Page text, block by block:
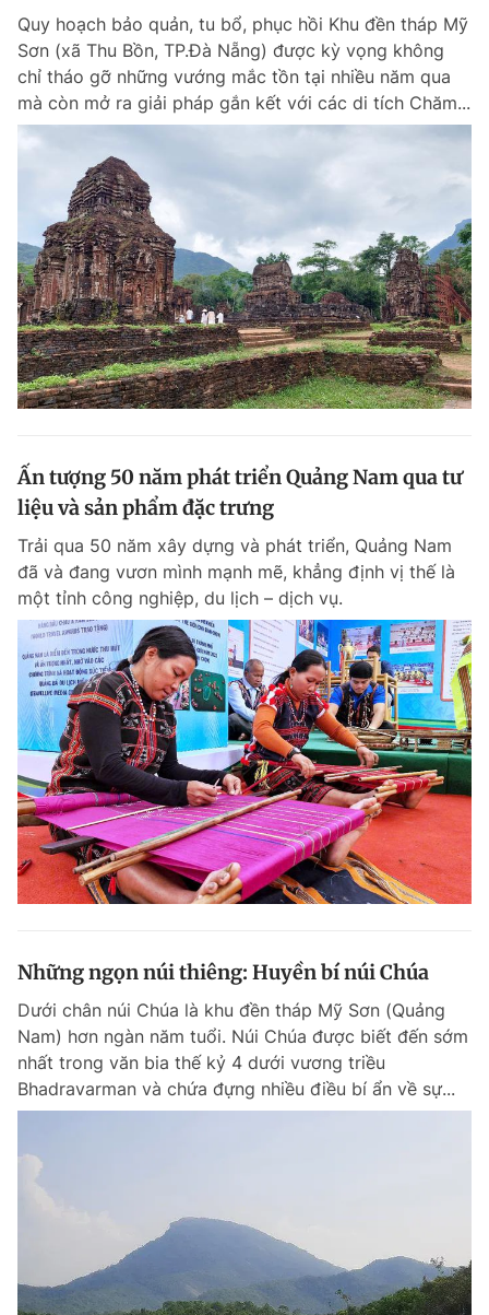
Giấy phép xuất bản số 110/GP - BTTTT cấp ngày 24.3.2020
© 2003-2026 Bản quyền thuộc về Báo Thanh Niên. Cấm sao chép
dưới mọi hình thức nếu không có sự chấp thuận bằng văn bản.
Phát triển bởi ePi Technologies, JSC.
Quy hoạch bảo quản, tu bổ, phục hồi Khu đền tháp Mỹ
Sơn (xã Thu Bồn, TP.Đà Nẵng) được kỳ vọng không
chỉ tháo gỡ những vướng mắc tồn tại nhiều năm qua
mà còn mở ra giải pháp gắn kết với các di tích Chăm...
Ấn tượng 50 năm phát triển Quảng Nam qua tư
liệu và sản phẩm đặc trưng
Trải qua 50 năm xây dựng và phát triển, Quảng Nam
đã và đang vươn mình mạnh mẽ, khẳng định vị thế là
một tỉnh công nghiệp, du lịch – dịch vụ.
Những ngọn núi thiêng: Huyền bí núi Chúa
Dưới chân núi Chúa là khu đền tháp Mỹ Sơn (Quảng
Nam) hơn ngàn năm tuổi. Núi Chúa được biết đến sớm
nhất trong văn bia thế kỷ 4 dưới vương triều
Bhadravarman và chứa đựng nhiều điều bí ẩn về sự...